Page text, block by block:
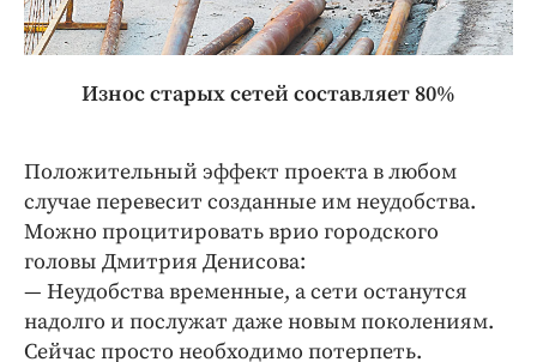
Износ старых сетей составляет 80%
Положительный эффект проекта в любом
случае перевесит созданные им неудобства.
Можно процитировать врио городского
головы Дмитрия Денисова:
— Неудобства временные, а сети останутся
надолго и послужат даже новым поколениям.
Сейчас просто необходимо потерпеть.